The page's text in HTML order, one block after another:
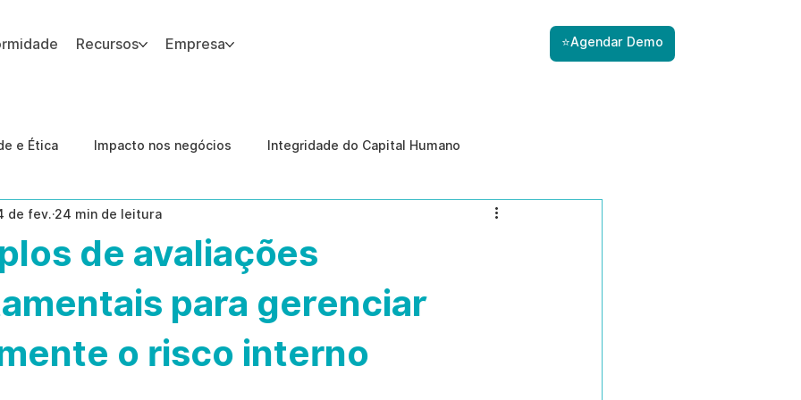
Recursos Empresa ⭐Agendar Demo
e Ética Impacto nos negócios Integridade do Capital Humano
Estudos de caso Gestão de Riscos com IA
Ética da IA revenção de ameaças internas
de avaliações
para gerenciar
o risco interno
de fev. 24 min de leitura